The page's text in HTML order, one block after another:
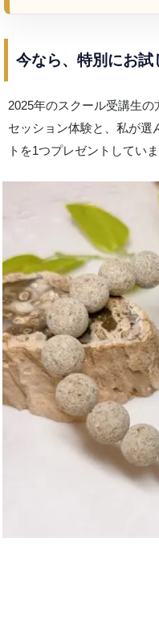
今なら、特別にお試
2025年のスクール受講生の
セッション体験と、私が選
トを1つプレゼントしていま